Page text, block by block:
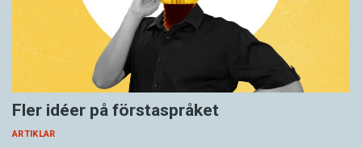
Fler idéer på förstaspråket
ARTIKLAR